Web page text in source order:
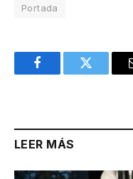
Portada
FacebookTwitter
LEER MÁS